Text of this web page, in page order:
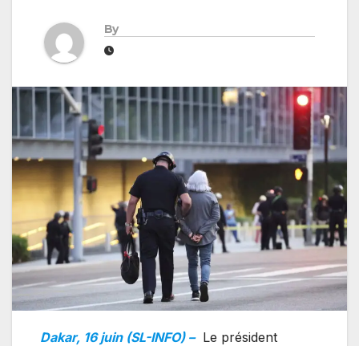
By
Dakar, 16 juin (SL-INFO) – Le président